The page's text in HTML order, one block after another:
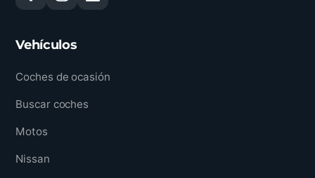
Vehículos
Coches de ocasión
Buscar coches
Motos
Nissan